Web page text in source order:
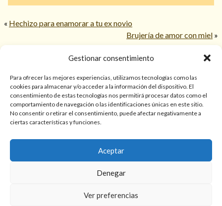
Gestionar consentimiento
Para ofrecer las mejores experiencias, utilizamos tecnologías como las
cookies para almacenar y/o acceder a la información del dispositivo. El
consentimiento de estas tecnologías nos permitirá procesar datos como el
comportamiento de navegación o las identificaciones únicas en este sitio.
No consentir o retirar el consentimiento, puede afectar negativamente a
ciertas características y funciones.
Aceptar
Denegar
Ver preferencias
« Hechizo para enamorar a tu ex novio
Brujería de amor con miel »
Sólo para mayores de 18 años. Las lecturas de cartas, hechizos,
amarres, endulzamientos, videncias y predicciones tienen
finalidad de entretenimiento y/o ayuda personal. Estos
puede variar de una persona a otra.